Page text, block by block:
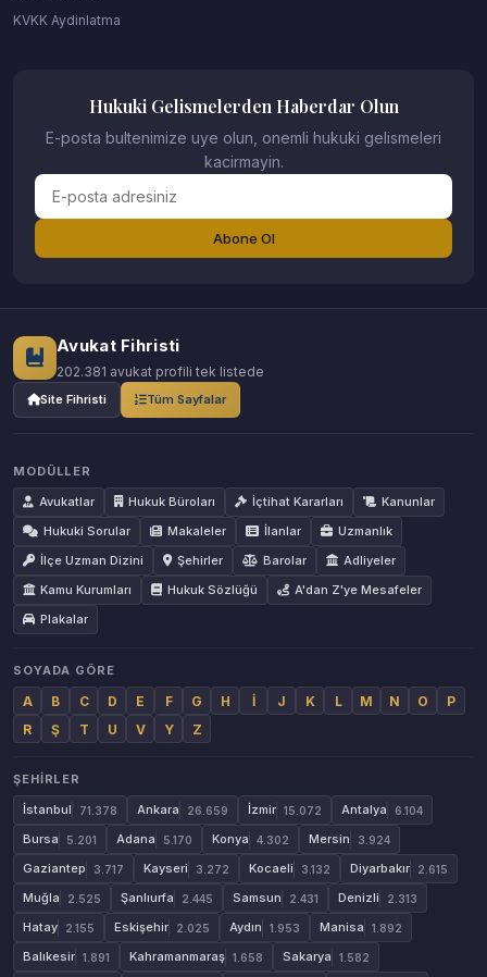
KVKK Aydinlatma
Hukuki Gelismelerden Haberdar Olun
E-posta bultenimize uye olun, onemli hukuki gelismeleri
kacirmayin.
Abone Ol
Avukat Fihristi
202.381 avukat profili tek listede
Site Fihristi Tüm Sayfalar
MODÜLLER
Avukatlar
Hukuk Büroları İçtihat Kararları
Kanunlar
Hukuki Sorular
Makaleler İlanlar
Uzmanlık
İlçe Uzman Dizini
Şehirler Barolar
Adliyeler
Kamu Kurumları
Hukuk Sözlüğü
A'dan Z'ye Mesafeler
Plakalar
SOYADA GÖRE
A B C D E F G H İ J K L M N O
P
R
Ş T U V Y Z
ŞEHIRLER
İstanbul
71.378 Ankara 26.659 İzmir 15.072 Antalya 6.104
Bursa 5.201 Adana 5.170 Konya 4.302 Mersin 3.924
Gaziantep 3.717 Kayseri 3.272 Kocaeli 3.132 Diyarbakır 2.615
Muğla 2.525 Şanlıurfa 2.445 Samsun 2.431 Denizli 2.313
Hatay 2.155 Eskişehir 2.025 Aydın 1.953 Manisa 1.892
Balıkesir 1.891 Kahramanmaraş 1.658 Sakarya 1.582